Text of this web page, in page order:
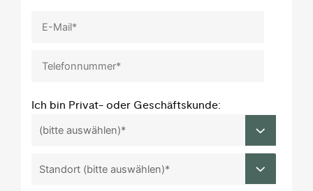
Ich bin Privat- oder Geschäftskunde: